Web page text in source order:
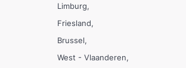
Limburg
Friesland
Brussel
West - Vlaanderen